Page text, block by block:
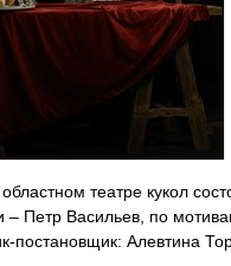
театре кукол
– Петр Васильев, по
постановщик: Алевтина